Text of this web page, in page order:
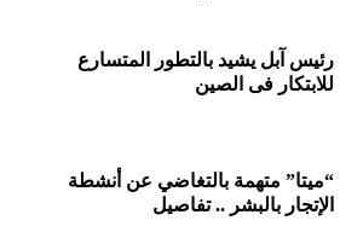
رئيس آبل يشيد بالتطور المتسارع
للابتكار فى الصين
“ميتا” متهمة بالتغاضي عن أنشطة
الإتجار بالبشر .. تفاصيل